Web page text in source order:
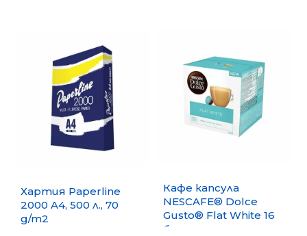
Хартия Paperline
2000 A4, 500 л., 70
g/m2
Кафе капсула
NESCAFE® Dolce
Gusto® Flat White 16
бр.